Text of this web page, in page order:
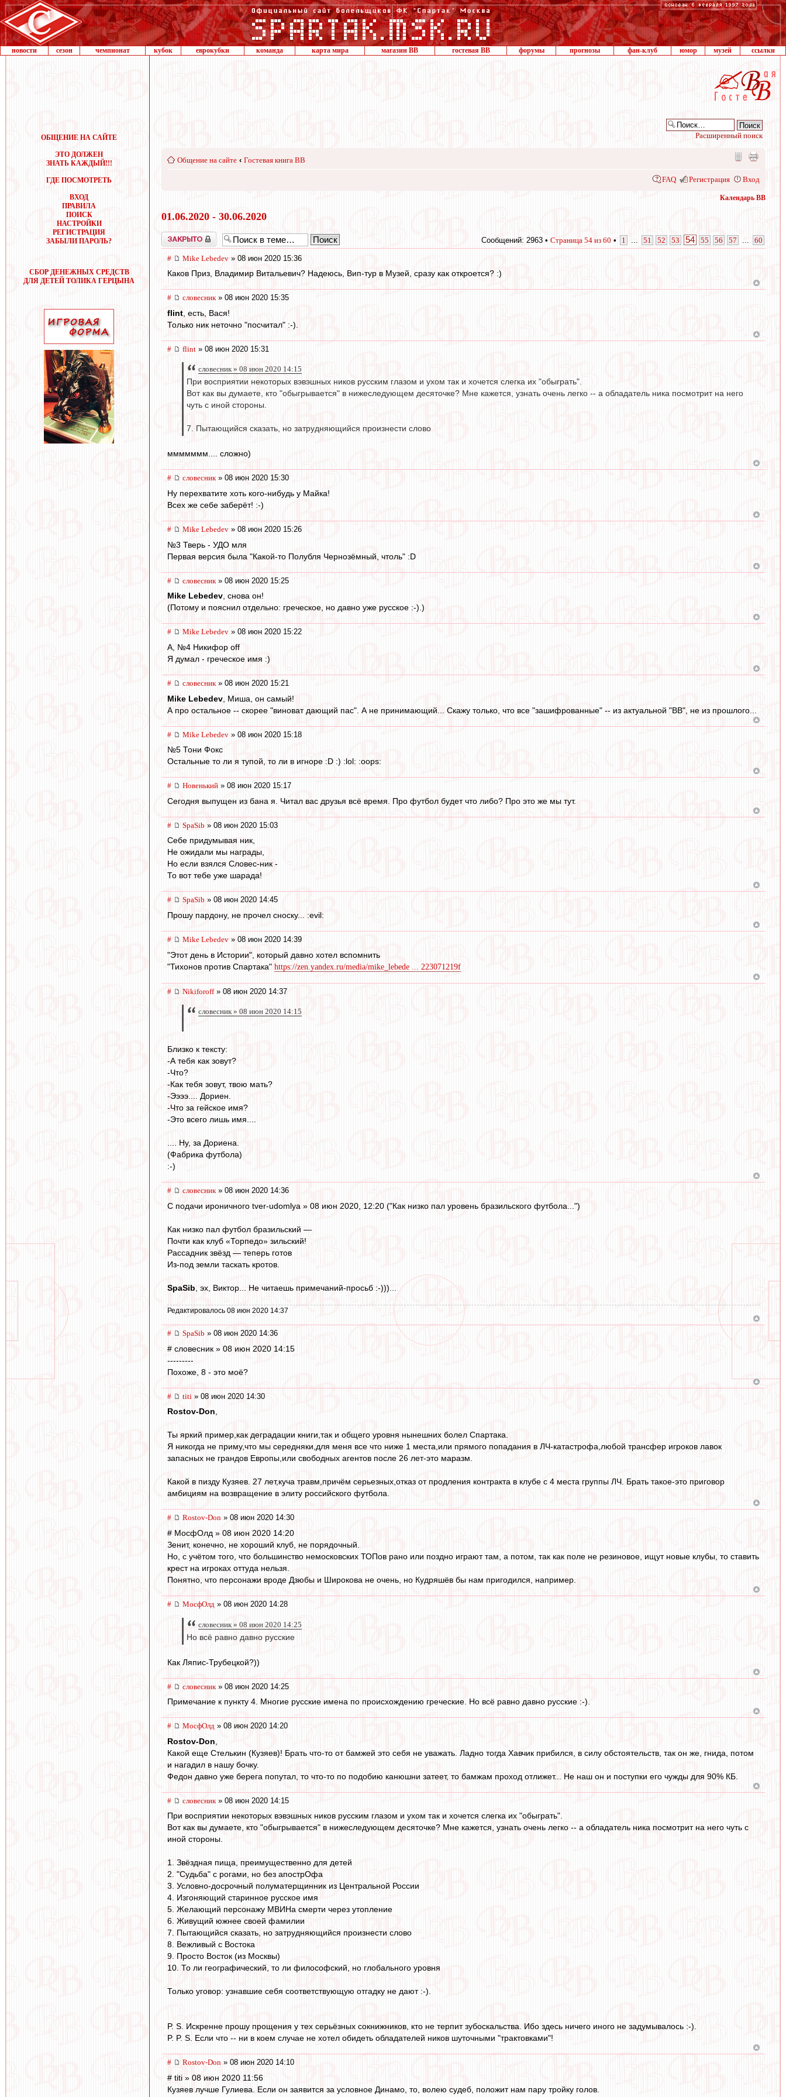
новости сезон чемпионат кубок еврокубки команда карта мира магазин ВВ гостевая ВВ форумы прогнозы фан-клуб юмор музей ссылки
ОБЩЕНИЕ НА САЙТЕ
ЭТО ДОЛЖЕН
ЗНАТЬ КАЖДЫЙ!!!
ГДЕ ПОСМОТРЕТЬ
ВХОД
ПРАВИЛА
ПОИСК
НАСТРОЙКИ
РЕГИСТРАЦИЯ
ЗАБЫЛИ ПАРОЛЬ?
СБОР ДЕНЕЖНЫХ СРЕДСТВ
ДЛЯ ДЕТЕЙ ТОЛИКА ГЕРЦЫНА
Расширенный поиск
Общение на сайте ‹ Гостевая книга ВВ
FAQ Регистрация Вход
Календарь ВВ
01.06.2020 - 30.06.2020
Закрыто Сообщений: 2963 • Страница 54 из 60 • 1 51 52 53 54 55 56 57 60
# Mike Lebedev » 08 июн 2020 15:36
Каков Приз, Владимир Витальевич? Надеюсь, Вип-тур в Музей, сразу как откроется? :)
# словесник» 08 июн 2020 15:35
flint , есть, Вася!
Только ник неточно "посчитал" :-).
# flint » 08 июн 2020 15:31
словесник » 08 июн 2020 14:15
При восприятии некоторых вэвэшных ников русским глазом и ухом так и хочется слегка их "обыграть".
Вот как вы думаете, кто "обыгрывается" в нижеследующем десяточке? Мне кажется, узнать очень легко -- а обладатель ника посмотрит на него
чуть с иной стороны.
7. Пытающийся сказать, но затрудняющийся произнести слово
ммммммм.... сложно)
# словесник» 08 июн 2020 15:30
Ну перехватите хоть кого-нибудь у Майка!
Всех же себе заберёт! :-)
# Mike Lebedev » 08 июн 2020 15:26
№3 Тверь - УДО мля
Первая версия была "Какой-то Полубля Чернозёмный, чтоль" :D
# словесник » 08 июн 2020 15:25
Mike Lebedev, снова он!
(Потому и пояснил отдельно: греческое, но давно уже русское :-).)
# Mike Lebedev » 08 июн 2020 15:22
А, №4 Никифор off
Я думал - греческое имя :)
# словесник » 08 июн 2020 15:21
Mike Lebedev , Миша, он самый!
А про остальное -- скорее "виноват дающий пас". А не принимающий... Скажу только, что все "зашифрованные" -- из актуальной "ВВ", не из прошлого...
# Mike Lebedev » 08 июн 2020 15:18
№5 Тони Фокс
Остальные то ли я тупой, то ли в игноре :D :) :lol: :oops:
# Новенький » 08 июн 2020 15:17
Сегодня выпущен из бана я. Читал вас друзья всё время. Про футбол будет что либо? Про это же мы тут.
# SpaSib » 08 июн 2020 15:03
Себе придумывая ник,
Не ожидали мы награды,
Но если взялся Словес-ник -
То вот тебе уже шарада!
# SpaSib » 08 июн 2020 14:45
Прошу пардону, не прочел сноску... :evil:
# Mike Lebedev » 08 июн 2020 14:39
"Этот день в Истории", который давно хотел вспомнить
"Тихонов против Спартака" https://zen.yandex.ru/media/mike_lebede ... 223071219f
# Nikiforoff» 08 июн 2020 14:37
словесник » 08 июн 2020 14:15
Близко к тексту:
-А тебя как зовут?
-Что?
-Как тебя зовут, твою мать?
-Ээээ.... Дориен.
-Что за гейское имя?
-Это всего лишь имя....
.... Ну, за Дориена.
(Фабрика футбола)
:-)
# словесник» 08 июн 2020 14:36
С подачи ироничного tver-udomlya » 08 июн 2020, 12:20 ("Как низко пал уровень бразильского футбола...")
Как низко пал футбол бразильский —
Почти как клуб «Торпедо» зильский!
Рассадник звёзд — теперь готов
Из-под земли таскать кротов.
SpaSib , эх, Виктор... Не читаешь примечаний-просьб :-)))...
Редактировалось 08 июн 2020 14:37
# SpaSib » 08 июн 2020 14:36
# словесник » 08 июн 2020 14:15
---------
Похоже, 8 - это моё?
# titi » 08 июн 2020 14:30
Rostov-Don,
Ты яркий пример,как деградации книги,так и общего уровня нынешних болел Спартака.
Я никогда не приму,что мы середняки,для меня все что ниже 1 места,или прямого попадания в ЛЧ-катастрофа,любой трансфер игроков лавок
запасных не грандов Европы,или свободных агентов после 26 лет-это маразм.
Какой в пизду Кузяев. 27 лет,куча травм,причём серьезных,отказ от продления контракта в клубе с 4 места группы ЛЧ. Брать такое-это приговор
амбициям на возвращение в элиту российского футбола.
# Rostov-Don » 08 июн 2020 14:30
# МосфОлд » 08 июн 2020 14:20
Зенит, конечно, не хороший клуб, не порядочный.
Но, с учётом того, что большинство немосковских ТОПов рано или поздно играют там, а потом, так как поле не резиновое, ищут новые клубы, то ставить
крест на игроках оттуда нельзя.
Понятно, что персонажи вроде Дзюбы и Широкова не очень, но Кудряшёв бы нам пригодился, например.
# МосфОлд » 08 июн 2020 14:28
словесник » 08 июн 2020 14:25
Но всё равно давно русские
Как Ляпис-Трубецкой?))
# словесник » 08 июн 2020 14:25
Примечание к пункту 4. Многие русские имена по происхождению греческие. Но всё равно давно русские :-).
# МосфОлд » 08 июн 2020 14:20
Rostov-Don
Какой еще Стелькин (Кузяев)! Брать что-то от бамжей это себя не уважать. Ладно тогда Хавчик прибился, в силу обстоятельств, так он же, гнида, потом
и нагадил в нашу бочку.
Федон давно уже берега попутал, то что-то по подобию канюшни затеет, то бамжам проход отлижет... Не наш он и поступки его чужды для 90% КБ.
# словесник » 08 июн 2020 14:15
При восприятии некоторых вэвэшных ников русским глазом и ухом так и хочется слегка их "обыграть".
Вот как вы думаете, кто "обыгрывается" в нижеследующем десяточке? Мне кажется, узнать очень легко -- а обладатель ника посмотрит на него чуть с
иной стороны.
1. Звёздная пища, преимущественно для детей
2. "Судьба" с рогами, но без апострОфа
3. Условно-досрочный полуматерщинник из Центральной России
4. Изгоняющий старинное русское имя
5. Желающий персонажу МВИНа смерти через утопление
6. Живущий южнее своей фамилии
7. Пытающийся сказать, но затрудняющийся произнести слово
8. Вежливый с Востока
9. Просто Восток (из Москвы)
10. То ли географический, то ли философский, но глобального уровня
Только уговор: узнавшие себя соответствующую отгадку не дают :-).
P. S. Искренне прошу прощения у тех серьёзных сокнижников, кто не терпит зубоскальства. Ибо здесь ничего иного не задумывалось :-).
P. P. S. Если что -- ни в коем случае не хотел обидеть обладателей ников шуточными "трактовками"!
# Rostov-Don » 08 июн 2020 14:10
# titi » 08 июн 2020 11:56
Кузяев лучше Гулиева. Если он заявится за условное Динамо, то, волею судеб, положит нам пару тройку голов.